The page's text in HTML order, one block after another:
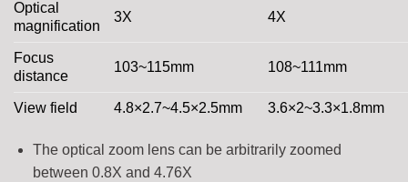
Optical
magnification
3X 4X
Focus
distance
103~115mm 108~111mm
View field 4.8×2.7~4.5×2.5mm 3.6×2~3.3×1.8mm
The optical zoom lens can be arbitrarily zoomed
between 0.8X and 4.76X